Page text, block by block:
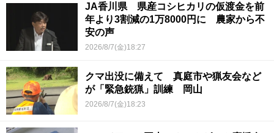
JA香川県 県産コシヒカリの仮渡金を前
年より3割減の1万8000円に 農家から不
安の声
2026/8/7(金)18:27
クマ出没に備えて 真庭市や猟友会など
が「緊急銃猟」訓練 岡山
2026/8/7(金)18:23